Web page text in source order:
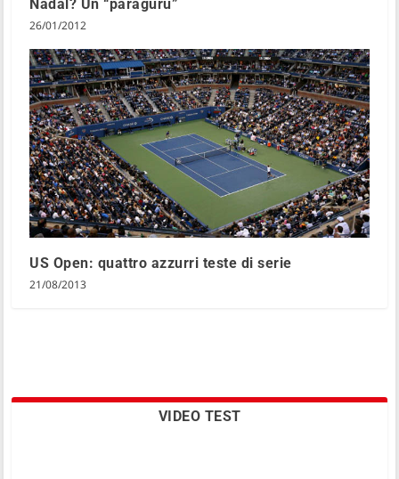
Nadal? Un “paraguru”
26/01/2012
US Open: quattro azzurri teste di serie
21/08/2013
VIDEO TEST